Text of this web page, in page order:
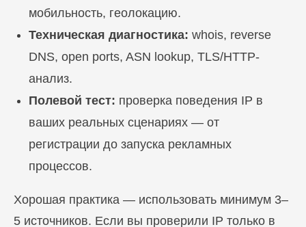
мобильность, геолокацию.
Техническая диагностика: whois, reverse
DNS, open ports, ASN lookup, TLS/HTTP-
анализ.
Полевой тест: проверка поведения IP в
ваших реальных сценариях — от
регистрации до запуска рекламных
процессов.
Хорошая практика — использовать минимум 3–
5 источников. Если вы проверили IP только в